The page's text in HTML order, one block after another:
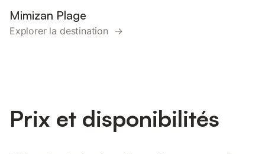
Mimizan Plage
Explorer la destination →
Prix et disponibilités